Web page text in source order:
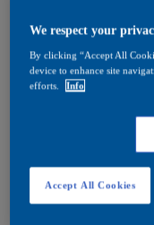
Olie
Exterior
Exterior
We respect your
By clicking “Accept All
device to enhance site
efforts.
Info
Accept All Cookies